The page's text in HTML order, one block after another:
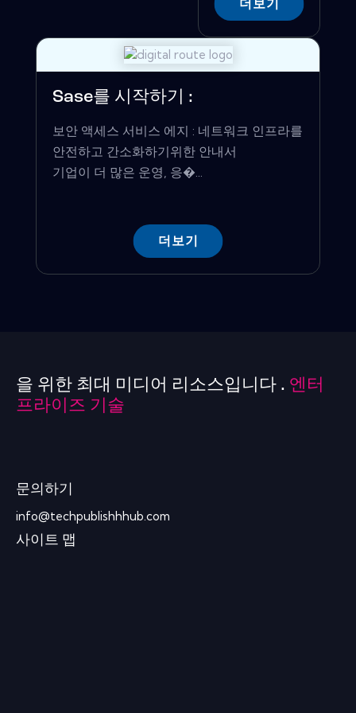
더보기
Sase를 시작하기 :
보안 액세스 서비스 에지 : 네트워크 인프라를
안전하고 간소화하기위한 안내서
기업이 더 많은 운영, 응�...
더보기
을 위한 최대 미디어 리소스입니다 . 엔터
프라이즈 기술
문의하기
info@techpublishhhub.com
사이트 맵